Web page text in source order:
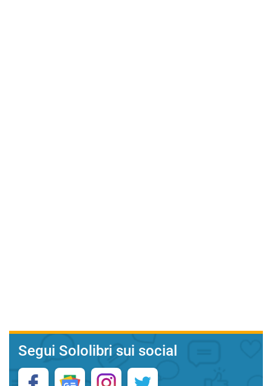
Segui Sololibri sui social